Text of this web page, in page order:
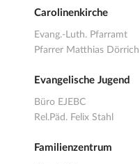
Carolinenkirche
Evang.-Luth. Pfarramt
Pfarrer Matthias Dörrich
Evangelische Jugend
Büro EJEBC
Rel.Päd. Felix Stahl
Familienzentrum